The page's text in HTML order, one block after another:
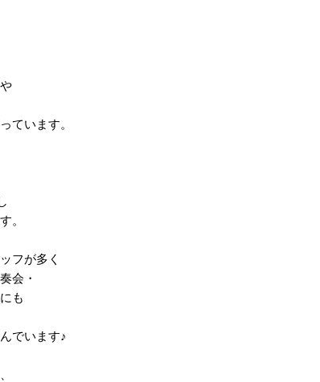
ています。
。
フが多く
会・
も
でいます♪